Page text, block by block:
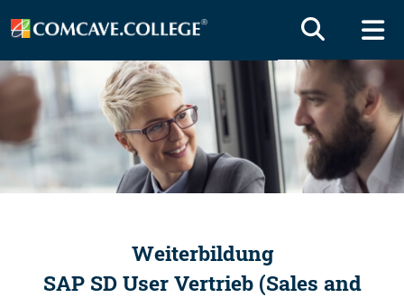
Weiterbildung
SAP SD User Vertrieb (Sales and